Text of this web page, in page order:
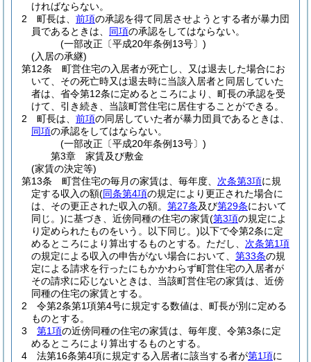
ければならない。
2
町長は、 前項の承認を得て同居させようとする者が暴力団
員であるときは、 同項の承認をしてはならない。
(一部改正〔平成20年条例13号〕)
(入居の承継)
第12条
町営住宅の入居者が死亡し、又は退去した場合にお
いて、その死亡時又は退去時に当該入居者と同居していた
者は、省令第12条に定めるところにより、町長の承認を受
けて、引き続き、当該町営住宅に居住することができる。
2
町長は、 前項の同居していた者が暴力団員であるときは、
同項の承認をしてはならない。
(一部改正〔平成20年条例13号〕)
第3章
家賃及び敷金
(家賃の決定等)
第13条
町営住宅の毎月の家賃は、毎年度、 次条第3項に規
定する収入の額(同条第4項の規定により更正された場合に
は、その更正された収入の額。 第27条及び第29条において
同じ。)に基づき、近傍同種の住宅の家賃(第3項の規定によ
り定められたものをいう。以下同じ。)以下で令第2条に定
めるところにより算出するものとする。 ただし、 次条第1項
の規定による収入の申告がない場合において、 第33条の規
定による請求を行ったにもかかわらず町営住宅の入居者が
その請求に応じないときは、当該町営住宅の家賃は、近傍
同種の住宅の家賃とする。
2
令第2条第1項第4号に規定する数値は、町長が別に定める
ものとする。
3
第1項の近傍同種の住宅の家賃は、毎年度、令第3条に定
めるところにより算出するものとする。
4
法第16条第4項に規定する入居者に該当する者が第1項に